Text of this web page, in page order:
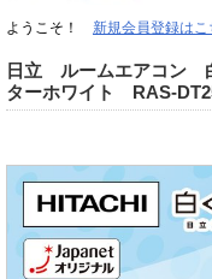
ようこそ！ 新規会員登録はこ
日立 ルームエアコン
ターホワイト RAS-